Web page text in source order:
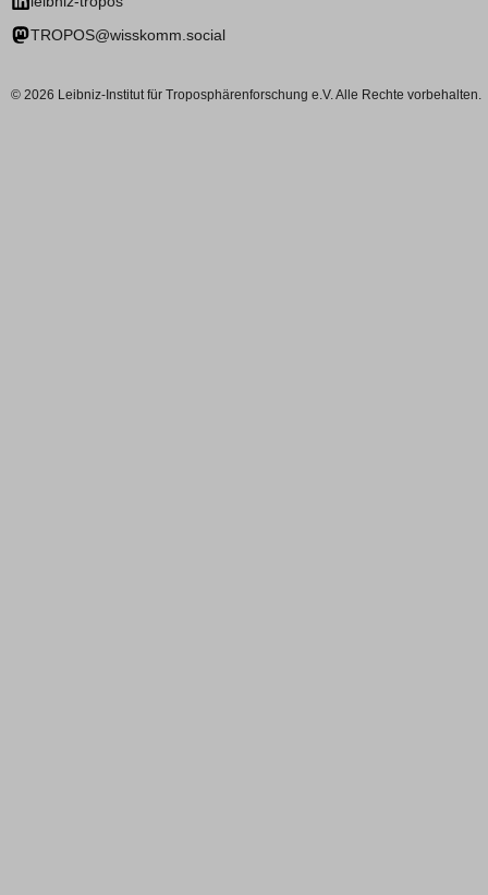
TROPOS@wisskomm.social
© 2026 Leibniz-Institut für Troposphärenforschung e.V. Alle Rechte vorbehalten.